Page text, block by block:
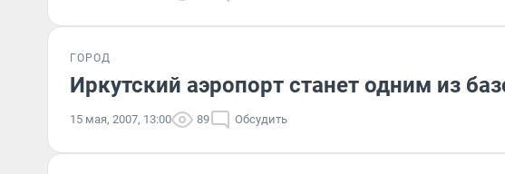
ГОРОД
Иркутский аэропорт станет одним из
15 мая, 2007, 13:00 89 Обсудить